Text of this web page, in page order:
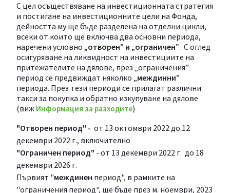
С цел осъществяване на инвестиционната стратегия
и постигане на инвестиционните цели на Фонда,
дейността му ще бъде разделена на отделни цикли,
всеки от които ще включва два основни периода,
наречени условно „отворен” и „ограничен”. С оглед
осигуряване на ликвидност на инвестициите на
притежателите на дялове, през „ограничения”
период се предвиждат няколко „междинни”
периода. През тези периоди се прилагат различни
такси за покупка и обратно изкупуване на дялове
(виж Информация за разходите)
"Отворен период" - от 13 октомври 2022 до 12
декември 2022 г., включително
"Ограничен период" - от 13 декември 2022 г. до 18
декември 2026 г.
Първият "междинен период", в рамките на
"ограничения период", ще бъде през м. ноември, 2023